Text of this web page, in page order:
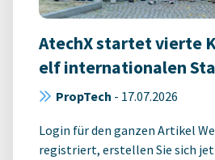
AtechX startet vierte
elf internationalen
PropTech - 17.07.2026
Login für den ganzen Artikel
registriert, erstellen Sie sich